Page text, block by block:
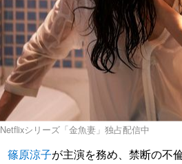
Netflixシリーズ「金魚妻」独占配信中
篠原涼子が主演を務め、禁断の不